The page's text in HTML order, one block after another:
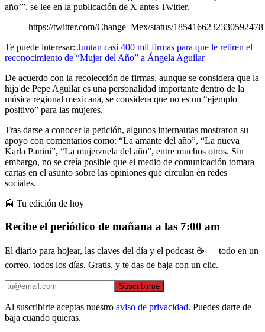
año’”, se lee en la publicación de X antes Twitter.
https://twitter.com/Change_Mex/status/1854166232330592478
Te puede interesar: Juntan casi 400 mil firmas para que le retiren el
reconocimiento de “Mujer del Año” a Ángela Aguilar
De acuerdo con la recolección de firmas, aunque se considera que la
hija de Pepe Aguilar es una personalidad importante dentro de la
música regional mexicana, se considera que no es un “ejemplo
positivo” para las mujeres.
Tras darse a conocer la petición, algunos internautas mostraron su
apoyo con comentarios como: “La amante del año”, “La nueva
Karla Panini”, “La mujerzuela del año”, entre muchos otros. Sin
embargo, no se creía posible que el medio de comunicación tomara
cartas en el asunto sobre las opiniones que circulan en redes
sociales.
📰 Tu edición de hoy
Recibe el periódico de mañana a las 7:00 am
El diario para hojear, las claves del día y el podcast ☕ — todo en un
correo, todos los días. Gratis, y te das de baja con un clic.
Suscribirme
Al suscribirte aceptas nuestro aviso de privacidad. Puedes darte de
baja cuando quieras.